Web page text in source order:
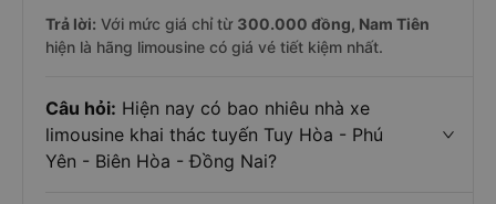
Trả lời: Với mức giá chỉ từ 300.000 đồng, Nam Tiên
hiện là hãng limousine có giá vé tiết kiệm nhất.
Câu hỏi: Hiện nay có bao nhiêu nhà xe
limousine khai thác tuyến Tuy Hòa - Phú
Yên - Biên Hòa - Đồng Nai?